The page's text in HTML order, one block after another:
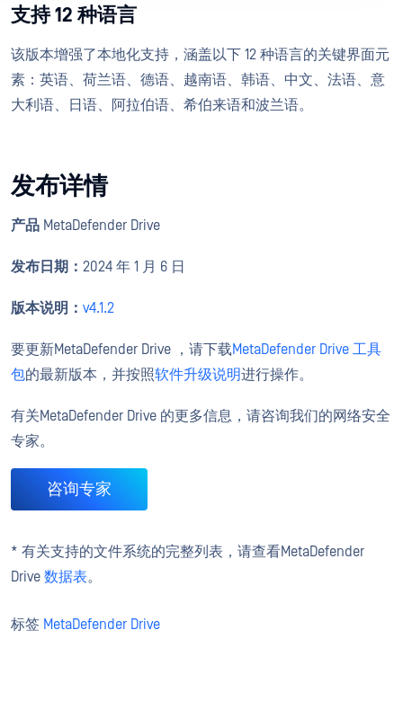
支持 12 种语言
该版本增强了本地化支持，涵盖以下 12 种语言的关键界面元
素：英语、荷兰语、德语、越南语、韩语、中文、法语、意
大利语、日语、阿拉伯语、希伯来语和波兰语。
发布详情
产品 MetaDefender Drive
发布日期： 2024 年 1 月 6 日
版本说明： v4.1.2
要更新MetaDefender Drive ，请下载MetaDefender Drive 工具
包的最新版本，并按照软件升级说明进行操作。
有关MetaDefender Drive 的更多信息，请咨询我们的网络安全
专家。
咨询专家
* 有关支持的文件系统的完整列表，请查看MetaDefender
Drive 数据表。
标签 MetaDefender Drive